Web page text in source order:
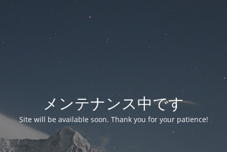
メンテナンス中です
Site will be available soon. Thank you for your patience!